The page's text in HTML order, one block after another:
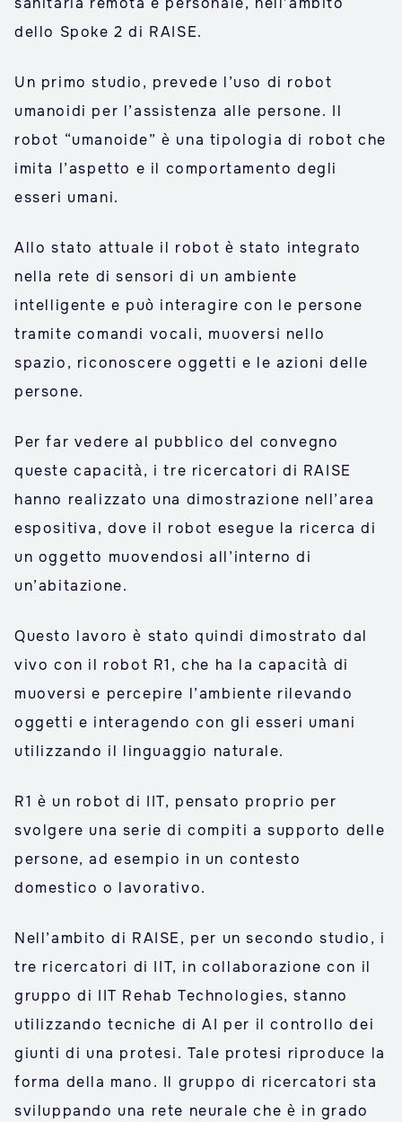
dello Spoke 2 di RAISE.
Un primo studio, prevede l’uso di robot
umanoidi per l’assistenza alle persone. Il
robot “umanoide” è una tipologia di robot che
imita l’aspetto e il comportamento degli
esseri umani.
Allo stato attuale il robot è stato integrato
nella rete di sensori di un ambiente
intelligente e può interagire con le persone
tramite comandi vocali, muoversi nello
spazio, riconoscere oggetti e le azioni delle
persone.
Per far vedere al pubblico del convegno
queste capacità, i tre ricercatori di RAISE
hanno realizzato una dimostrazione nell’area
espositiva, dove il robot esegue la ricerca di
un oggetto muovendosi all’interno di
un’abitazione.
Questo lavoro è stato quindi dimostrato dal
vivo con il robot R1, che ha la capacità di
muoversi e percepire l’ambiente rilevando
oggetti e interagendo con gli esseri umani
utilizzando il linguaggio naturale.
R1 è un robot di IIT, pensato proprio per
svolgere una serie di compiti a supporto delle
persone, ad esempio in un contesto
domestico o lavorativo.
Nell’ambito di RAISE, per un secondo studio, i
tre ricercatori di IIT, in collaborazione con il
gruppo di IIT Rehab Technologies, stanno
utilizzando tecniche di AI per il controllo dei
giunti di una protesi. Tale protesi riproduce la
forma della mano. Il gruppo di ricercatori sta
sviluppando una rete neurale che è in grado